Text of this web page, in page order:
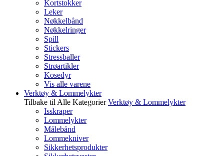
Kortstokker
Leker
Nøkkelbånd
Nøkkelringer
Spill
Stickers
Stressballer
Strøartikler
Kosedyr
Vis alle varene
Verktøy & Lommelykter
Tilbake til Alle Kategorier Verktøy & Lommelykter
Isskraper
Lommelykter
Målebånd
Lommekniver
Sikkerhetsprodukter